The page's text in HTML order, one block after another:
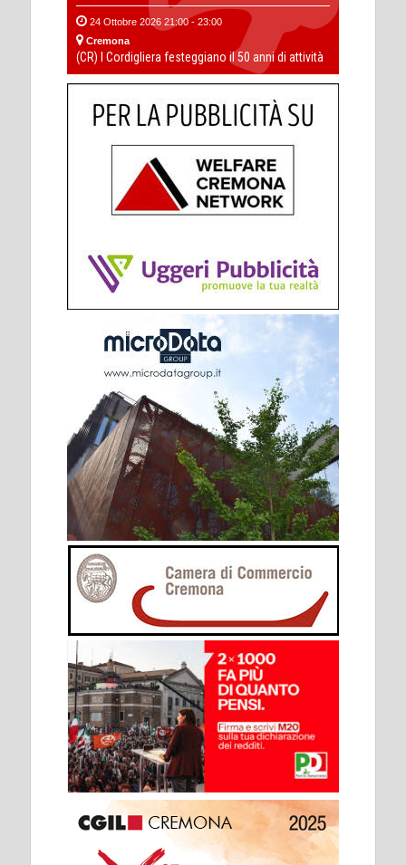
24 Ottobre 2026 21:00 - 23:00
Cremona
(CR) I Cordigliera festeggiano il 50 anni di attività